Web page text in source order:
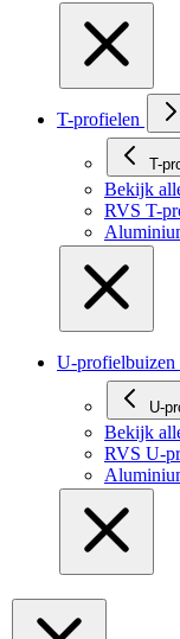
T-profielen
T-
Bekijk
RVS T-
U-profielbuizen
U-
Bekijk
RVS U-